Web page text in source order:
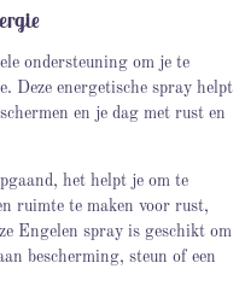
ondersteuning om je te
Deze energetische spray helpt
en je dag met rust en
het helpt je om te
ruimte te maken voor rust,
Engelen spray is geschikt om
bescherming, steun of een